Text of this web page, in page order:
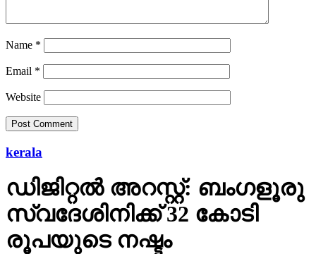
Name *
Email *
Website
kerala
ഡിജിറ്റല്‍ അറസ്റ്റ്: ബംഗളൂരു
സ്വദേശിനിക്ക് 32 കോടി
രൂപയുടെ നഷ്ടം